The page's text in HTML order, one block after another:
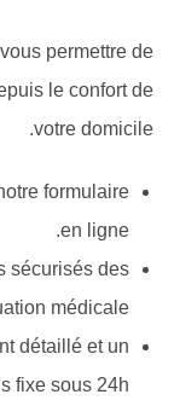
vous permettre de
le confort de
votre domicile.
notre formulaire
en ligne.
sécurisés des
médicale.
détaillé et un
fixe sous 24h.